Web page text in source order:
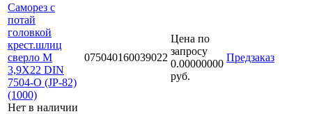
Саморез с
потай
головкой
крест.шлиц
сверло М
3,9Х22 DIN
7504-O (JP-82)
(1000)
Нет в наличии
075040160039022
Цена по
запросу
0.00000000
руб.
Предзаказ